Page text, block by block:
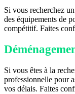
Si vous recherchez
des équipements de
compétitif. Faites
Si vous êtes à la
professionnelle pour
vos délais. Faites